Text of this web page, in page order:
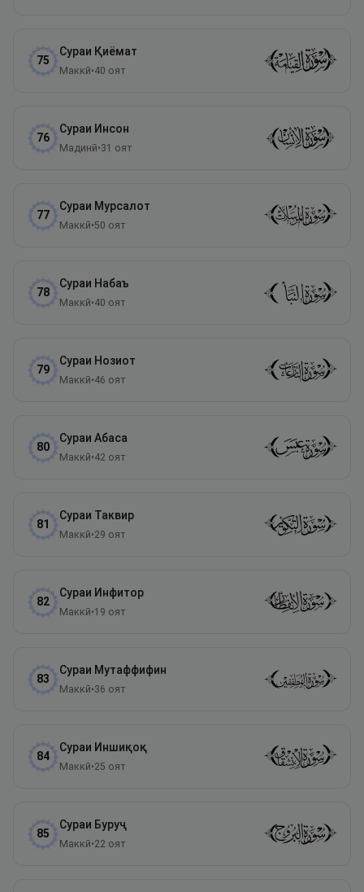
75
Сураи Қиёмат
Маккӣ•40 оят
76
Сураи Инсон
Мадинӣ•31 оят
77
Сураи Мурсалот
Маккӣ•50 оят
78
Сураи Набаъ
Маккӣ•40 оят
79
Сураи Нозиот
Маккӣ•46 оят
80
Сураи Абаса
Маккӣ•42 оят
81
Сураи Таквир
Маккӣ•29 оят
82
Сураи Инфитор
Маккӣ•19 оят
83
Сураи Мутаффифин
Маккӣ•36 оят
84
Сураи Иншиқоқ
Маккӣ•25 оят
85
Сураи Буруҷ
Маккӣ•22 оят